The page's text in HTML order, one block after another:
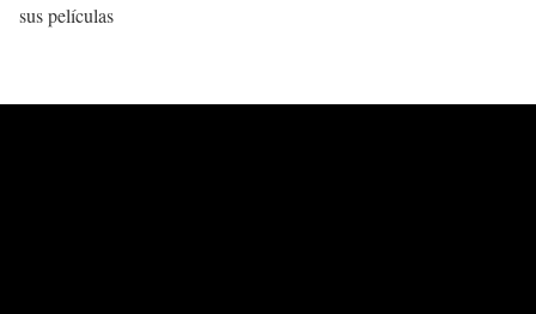
sus películas